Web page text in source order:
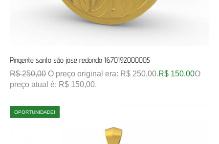
Pingente santo são jose redondo 1670192000005
R$250,00 O preço original era: R$ 250,00.R$ 150,00O
preço atual é: R$ 150,00.
OPORTUNIDADE!